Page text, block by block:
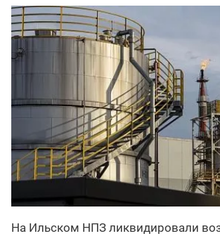
На Ильском НПЗ ликвидировали